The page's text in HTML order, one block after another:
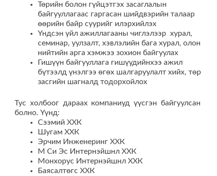
Төрийн болон гүйцэтгэх засаглалын
байгууллагаас гаргасан шийдвэрийн талаар
өөрийн байр суурийг илэрхийлэх
Үндсэн үйл ажиллагааны чиглэлээр хурал,
семинар, уулзалт, хэвлэлийн бага хурал, олон
нийтийн арга хэмжээ зохион байгуулах
Гишүүн байгууллага гишүүдийнхээ ажил
бүтээлд үнэлгээ өгөх шалгаруулалт хийх, төр
засгийн шагналд тодорхойлох
Тус холбоог дараах компаниуд үүсгэн байгуулсан
болно. Үүнд:
Сээмий ХХК
Шугам ХХК
Эрчим Инженеринг ХХК
М Си Эс Интернэйшнл ХХК
Монхорус Интернэйшнл ХХК
Баясалтөгс ХХК